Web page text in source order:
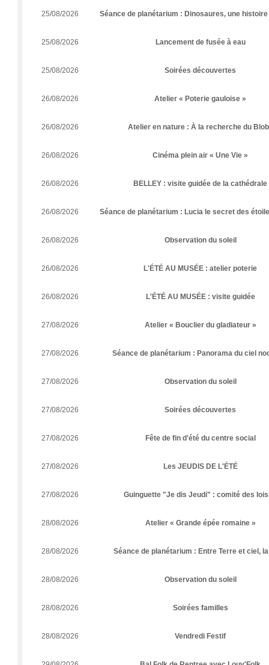
25/08/2026 Séance de planétarium : Dinosaures, une
25/08/2026 Lancement de fusée à eau
25/08/2026 Soirées découvertes
26/08/2026 Atelier « Poterie gauloise »
26/08/2026 Atelier en nature : À la recherche du
26/08/2026 Cinéma plein air « Une Vie »
26/08/2026 BELLEY : visite guidée de la cathédrale
26/08/2026 Séance de planétarium : Lucia le secret des
26/08/2026 Observation du soleil
26/08/2026 L'ÉTÉ AU MUSÉE : atelier poterie
26/08/2026 L'ÉTÉ AU MUSÉE : visite guidée
27/08/2026 Atelier « Bouclier du gladiateur »
27/08/2026 Séance de planétarium : Panorama du ciel
27/08/2026 Observation du soleil
27/08/2026 Soirées découvertes
27/08/2026 Fête de fin d'été du centre social
27/08/2026 Les JEUDIS DE L'ÉTÉ
27/08/2026 Guinguette "Je dis Jeudi" : comité des
28/08/2026 Atelier « Grande épée romaine »
28/08/2026 Séance de planétarium : Entre Terre et ciel,
28/08/2026 Observation du soleil
28/08/2026 Soirées familles
28/08/2026 Vendredi Festif